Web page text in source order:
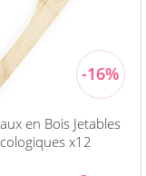
en Bois Jetables
x12